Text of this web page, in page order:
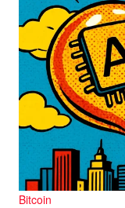
Bitcoin